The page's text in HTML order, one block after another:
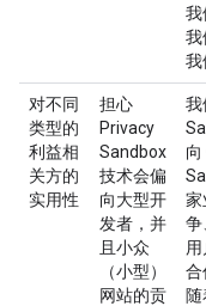
我
我
我
对不同
类型的
利益相
关方的
实用性
担心
Privacy
Sandbox
技术会偏
向大型开
发者，并
且小众
（小型）
网站的贡
我
家
争
合
随